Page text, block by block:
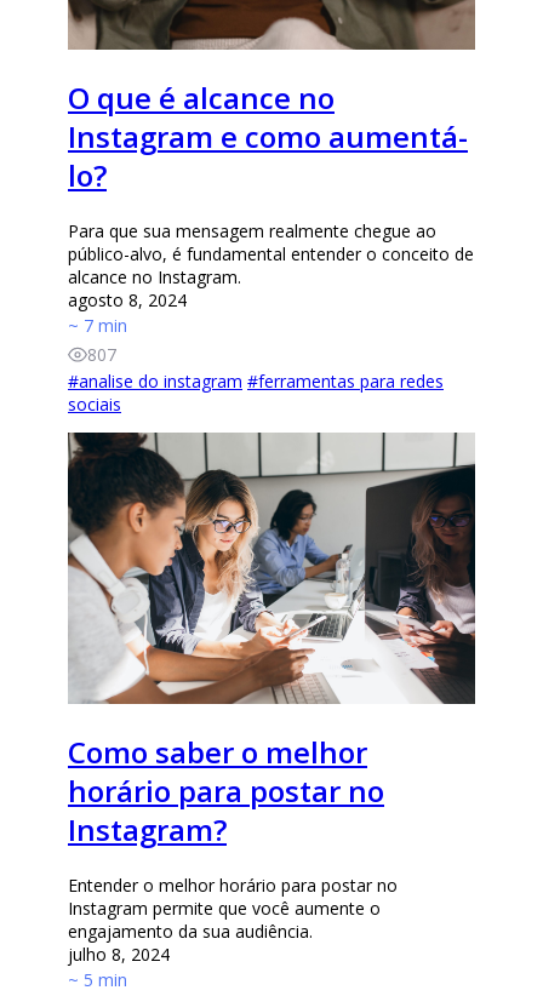
O que é alcance no
Instagram e como aumentá-
lo?
Para que sua mensagem realmente chegue ao
público-alvo, é fundamental entender o conceito de
alcance no Instagram.
agosto 8, 2024
~ 7 min
807
#analise do instagram #ferramentas para redes
sociais
Como saber o melhor
horário para postar no
Instagram?
Entender o melhor horário para postar no
Instagram permite que você aumente o
engajamento da sua audiência.
julho 8, 2024
~ 5 min